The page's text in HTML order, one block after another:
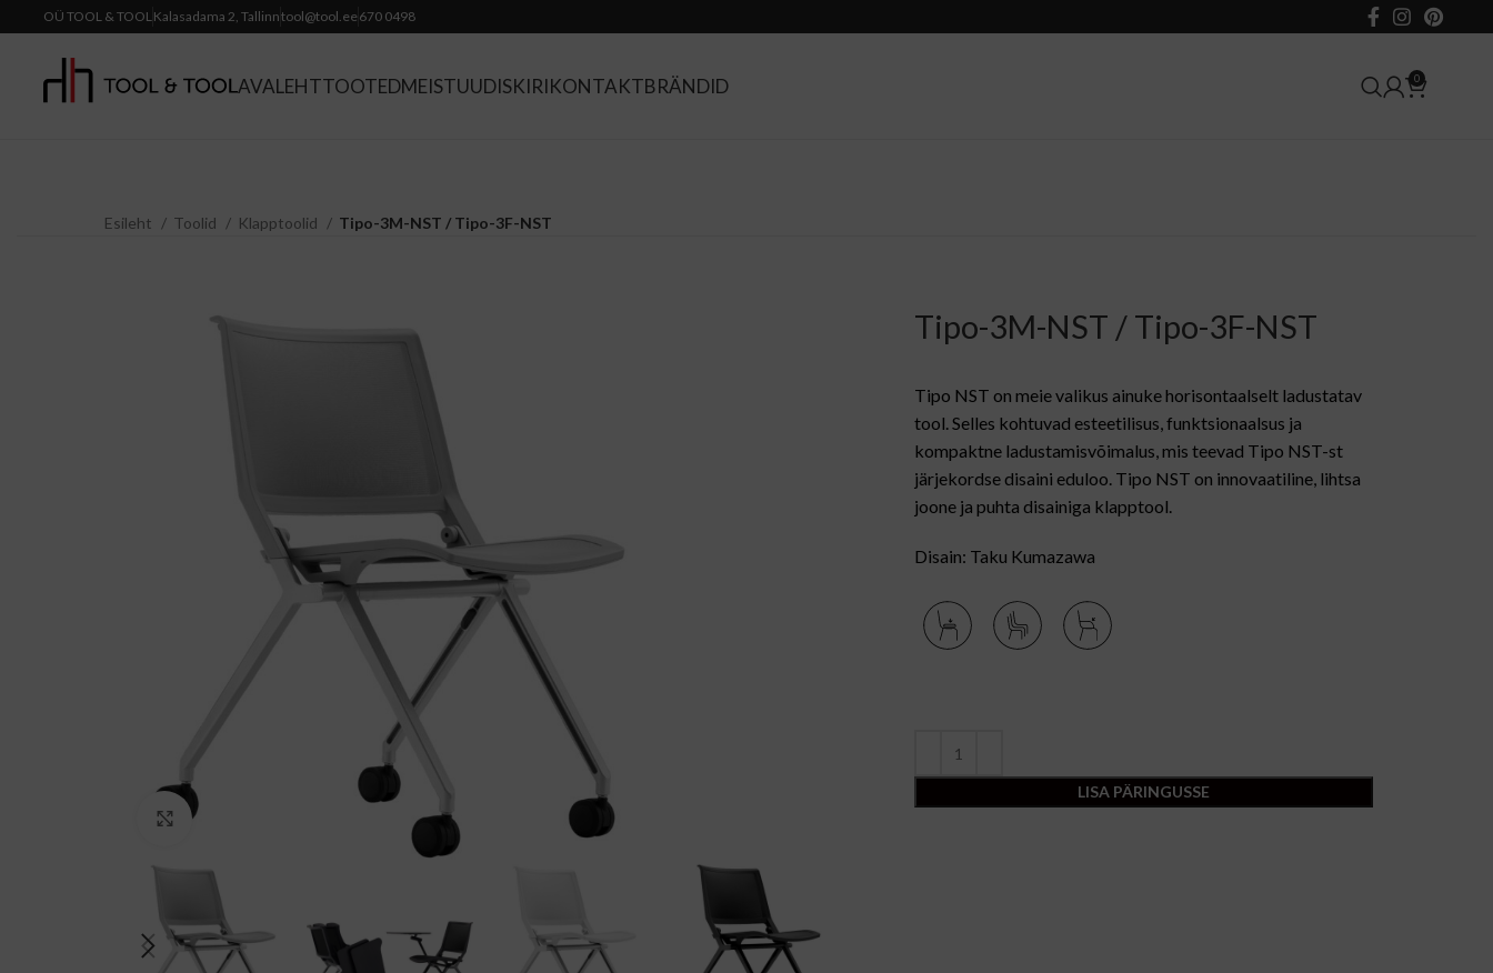
OÜ TOOL & TOOLKalasadama 2, Tallinntool@tool.ee670 0498
AVALEHTTOOTEDMEISTUUDISKIRIKONTAKTBRÄNDID 0
Esileht Toolid Klapptoolid Tipo-3M-NST / Tipo-3F-NST
Kliki suurendamiseks
Tipo-3M-NST / Tipo-3F-NST
Tipo NST on meie valikus ainuke horisontaalselt ladustatav
tool. Selles kohtuvad esteetilisus, funktsionaalsus ja
kompaktne ladustamisvõimalus, mis teevad Tipo NST-st
järjekordse disaini eduloo. Tipo NST on innovaatiline, lihtsa
joone ja puhta disainiga klapptool.
Disain: Taku Kumazawa
LISA PÄRINGUSSE